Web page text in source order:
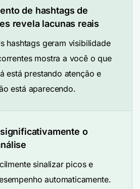
de hashtags de
revela lacunas reais
hashtags geram visibilidade
mostra a você o que
está prestando atenção e
está aparecendo.
o
sinalizar picos e
automaticamente.